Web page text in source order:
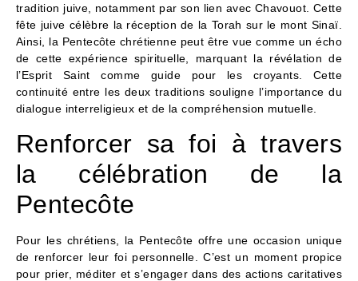
tradition juive, notamment par son lien avec Chavouot. Cette
fête juive célèbre la réception de la Torah sur le mont Sinaï.
Ainsi, la Pentecôte chrétienne peut être vue comme un écho
de cette expérience spirituelle, marquant la révélation de
l’Esprit Saint comme guide pour les croyants. Cette
continuité entre les deux traditions souligne l’importance du
dialogue interreligieux et de la compréhension mutuelle.
Renforcer sa foi à travers
la célébration de la
Pentecôte
Pour les chrétiens, la Pentecôte offre une occasion unique
de renforcer leur foi personnelle. C’est un moment propice
pour prier, méditer et s’engager dans des actions caritatives